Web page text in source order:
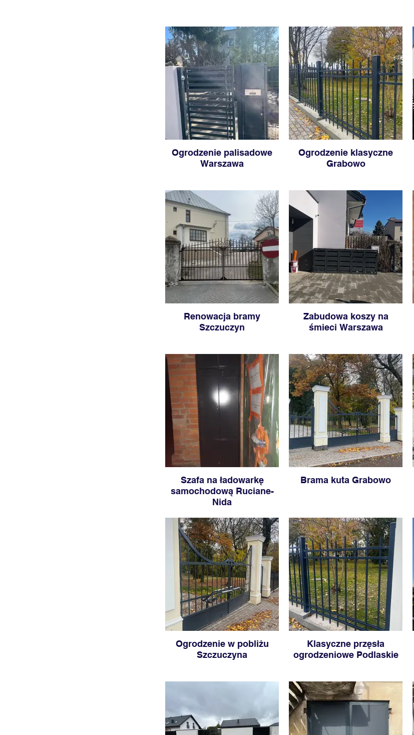
Ogrodzenie palisadowe
Warszawa
Ogrodzenie klasyczne
Grabowo
Renowacja bramy
Szczuczyn
Zabudowa koszy na
śmieci Warszawa
Szafa na ładowarkę
samochodową Ruciane-
Nida
Brama kuta Grabowo
Ogrodzenie w pobliżu
Szczuczyna
Klasyczne przęsła
ogrodzeniowe Podlaskie